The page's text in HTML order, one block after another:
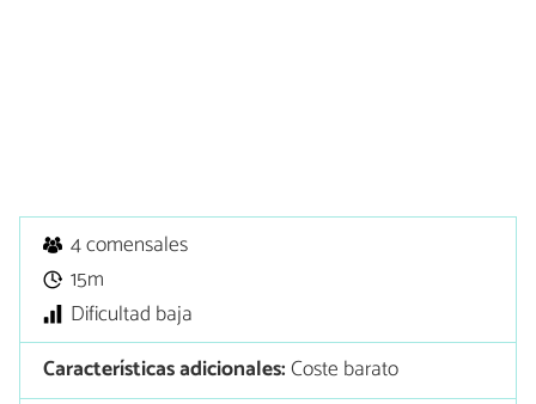
4 comensales
15m
Dificultad baja
Características adicionales:Coste barato